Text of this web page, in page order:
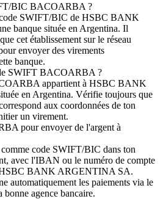
BIC BACOARBA ?
SWIFT/BIC de HSBC BANK
banque située en Argentina. Il
cet établissement sur le réseau
envoyer des virements
banque.
SWIFT BACOARBA ?
appartient à HSBC BANK
en Argentina. Vérifie toujours que
aux coordonnées de ton
un virement.
pour envoyer de l'argent à
code SWIFT/BIC dans ton
avec l'IBAN ou le numéro de compte
HSBC BANK ARGENTINA SA.
automatiquement les paiements via le
agence bancaire.